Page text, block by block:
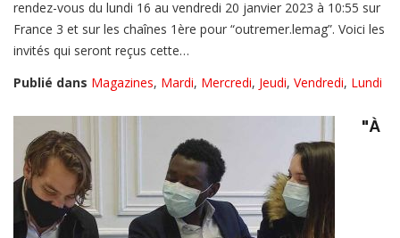
rendez-vous du lundi 16 au vendredi 20 janvier 2023 à 10:55 sur
France 3 et sur les chaînes 1ère pour “outremer.lemag”. Voici les
invités qui seront reçus cette…
Publié dans Magazines, Mardi, Mercredi, Jeudi, Vendredi, Lundi
"À